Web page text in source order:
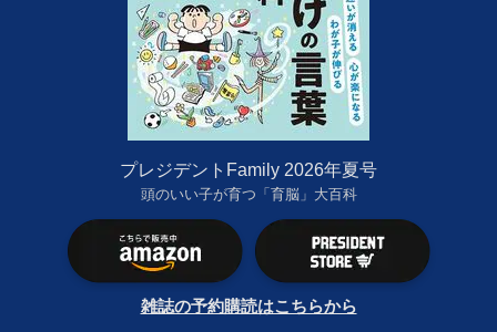
プレジデントFamily 2026年夏号
頭のいい子が育つ「育脳」大百科
雑誌の予約購読はこちらから